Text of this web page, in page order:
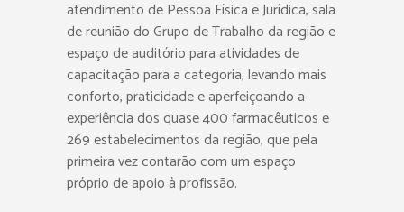
atendimento de Pessoa Física e Jurídica, sala
de reunião do Grupo de Trabalho da região e
espaço de auditório para atividades de
capacitação para a categoria, levando mais
conforto, praticidade e aperfeiçoando a
experiência dos quase 400 farmacêuticos e
269 estabelecimentos da região, que pela
primeira vez contarão com um espaço
próprio de apoio à profissão.